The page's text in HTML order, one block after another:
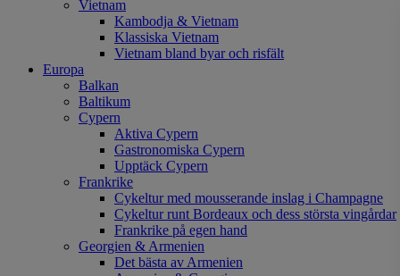
Vietnam
Kambodja & Vietnam
Klassiska Vietnam
Vietnam bland byar och risfält
Europa
Balkan
Baltikum
Cypern
Aktiva Cypern
Gastronomiska Cypern
Upptäck Cypern
Frankrike
Cykeltur med mousserande inslag i Champagne
Cykeltur runt Bordeaux och dess största vingårdar
Frankrike på egen hand
Georgien & Armenien
Det bästa av Armenien